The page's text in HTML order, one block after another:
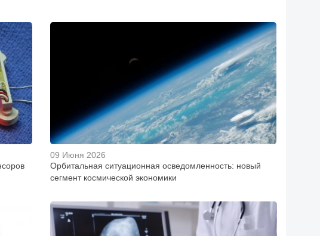
09 Июня 2026
Орбитальная ситуационная осведомленность: новый
сегмент космической экономики